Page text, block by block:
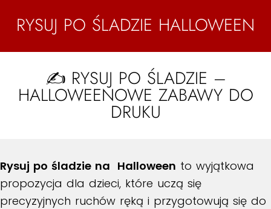
RYSUJ PO ŚLADZIE HALLOWEEN
✍️ RYSUJ PO ŚLADZIE –
HALLOWEENOWE ZABAWY DO
DRUKU
Rysuj po śladzie na Halloween to wyjątkowa
propozycja dla dzieci, które uczą się
precyzyjnych ruchów ręką i przygotowują się do